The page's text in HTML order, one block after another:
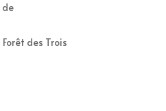
de
des Trois